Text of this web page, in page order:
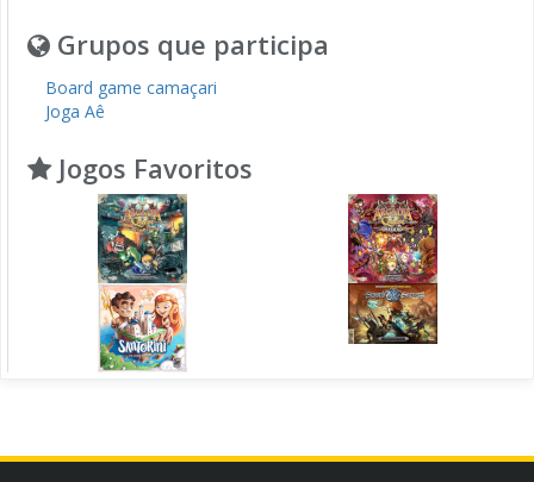
Grupos que participa
Board game camaçari
Joga Aê
Jogos Favoritos